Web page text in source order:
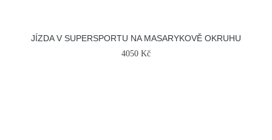
JÍZDA V SUPERSPORTU NA MASARYKOVĚ OKRUHU
4050 Kč